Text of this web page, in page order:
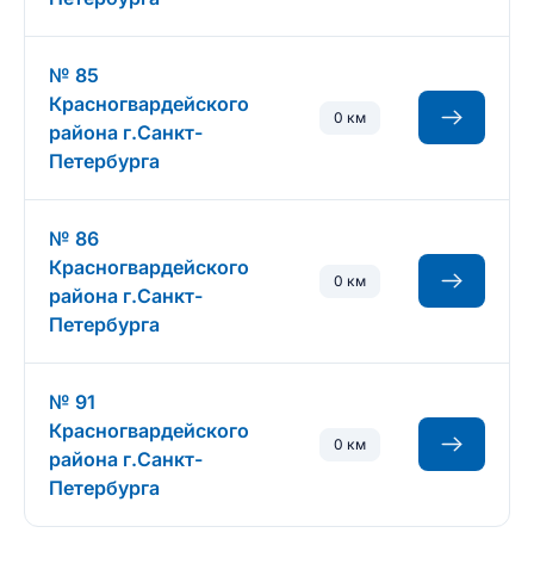
№ 85
Красногвардейского
района г.Санкт-
Петербурга
0 км
№ 86
Красногвардейского
района г.Санкт-
Петербурга
0 км
№ 91
Красногвардейского
района г.Санкт-
Петербурга
0 км